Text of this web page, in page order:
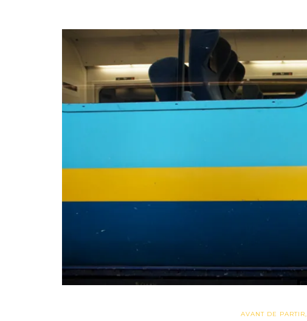
AVANT DE PARTIR,